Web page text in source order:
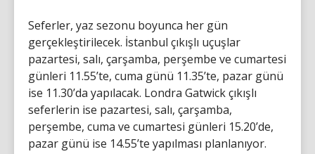
Seferler, yaz sezonu boyunca her gün
gerçekleştirilecek. İstanbul çıkışlı uçuşlar
pazartesi, salı, çarşamba, perşembe ve cumartesi
günleri 11.55’te, cuma günü 11.35’te, pazar günü
ise 11.30’da yapılacak. Londra Gatwick çıkışlı
seferlerin ise pazartesi, salı, çarşamba,
perşembe, cuma ve cumartesi günleri 15.20’de,
pazar günü ise 14.55’te yapılması planlanıyor.